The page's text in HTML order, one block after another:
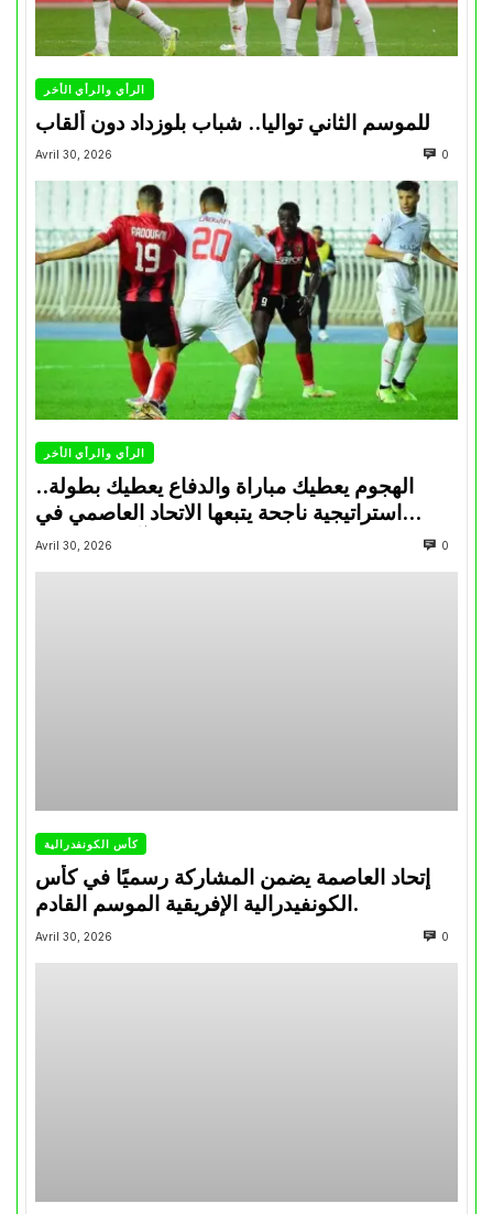
الرأي والرأي الأخر
للموسم الثاني تواليا.. شباب بلوزداد دون ألقاب
Avril 30, 2026 0
الرأي والرأي الأخر
الهجوم يعطيك مباراة والدفاع يعطيك بطولة..
استراتيجية ناجحة يتبعها الاتحاد العاصمي في
تتويجاته آخر السنوات
Avril 30, 2026 0
كأس الكونفدرالية
إتحاد العاصمة يضمن المشاركة رسميًا في كأس
الكونفيدرالية الإفريقية الموسم القادم.
Avril 30, 2026 0